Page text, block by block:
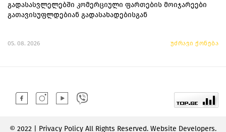
გადასასვლელებში კომერციული ფართების მოიჯარეები
გათავისუფლდებიან გადასახადებისგან
05. 08. 2026 უძრავი ქონება
© 2022 | Privacy Policy All Rights Reserved. Website Developers.